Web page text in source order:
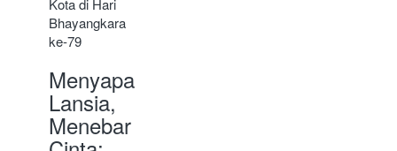
Menyapa
Lansia,
Menebar